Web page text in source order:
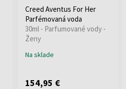
Creed Aventus For Her
Parfémovaná voda
30ml - Parfumované vody -
Ženy
Na sklade
154,95 €